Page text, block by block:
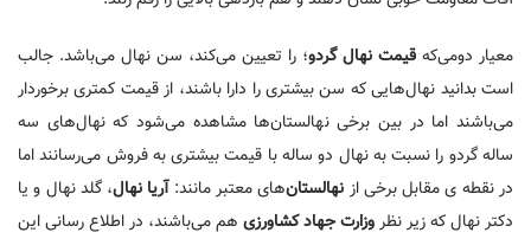
معیار دومی‌که قیمت نهال گردو؛ را تعیین می‌کند، سن نهال می‌باشد. جالب
است بدانید نهال‌هایی که سن بیشتری را دارا باشند، از قیمت کمتری برخوردار
می‌باشند اما در بین برخی نهالستان‌ها مشاهده می‌شود که نهال‌های سه
ساله گردو را نسبت به نهال دو ساله با قیمت بیشتری به فروش می‌رسانند اما
در نقطه ی مقابل برخی از نهالستان‌های معتبر مانند:آریا نهال، گلد نهال و یا
دکتر نهال که زیر نظروزارت جهاد کشاورزی هم می‌باشند، در اطلاع رسانی این